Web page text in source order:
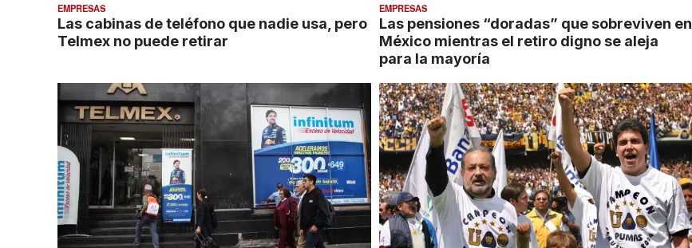
EMPRESAS
Las cabinas de teléfono que nadie usa, pero
Telmex no puede retirar
EMPRESAS
Las pensiones “doradas” que sobreviven en
México mientras el retiro digno se aleja
para la mayoría